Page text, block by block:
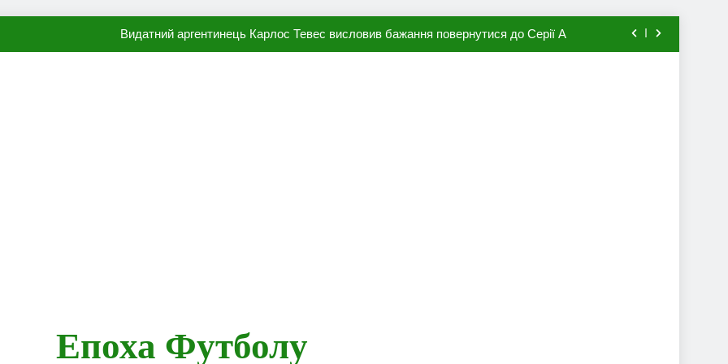
Видатний аргентинець Карлос Тевес висловив бажання повернутися до Серії А
Епоха Футболу